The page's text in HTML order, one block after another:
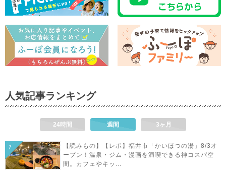
人気記事ランキング
24時間 週間 3ヶ月
【読みもの】【レポ】福井市「かいほつの湯」8/3オ
ープン！温泉・ジム・漫画を満喫できる神コスパ空
間。カフェやキッ...